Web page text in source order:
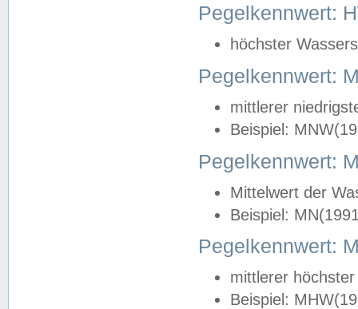
Pegelkennwert:
höchster
Pegelkennwert:
mittlerer
Beispiel:
Pegelkennwert:
Mittelwert der
Beispiel:
Pegelkennwert:
mittlerer
Beispiel: